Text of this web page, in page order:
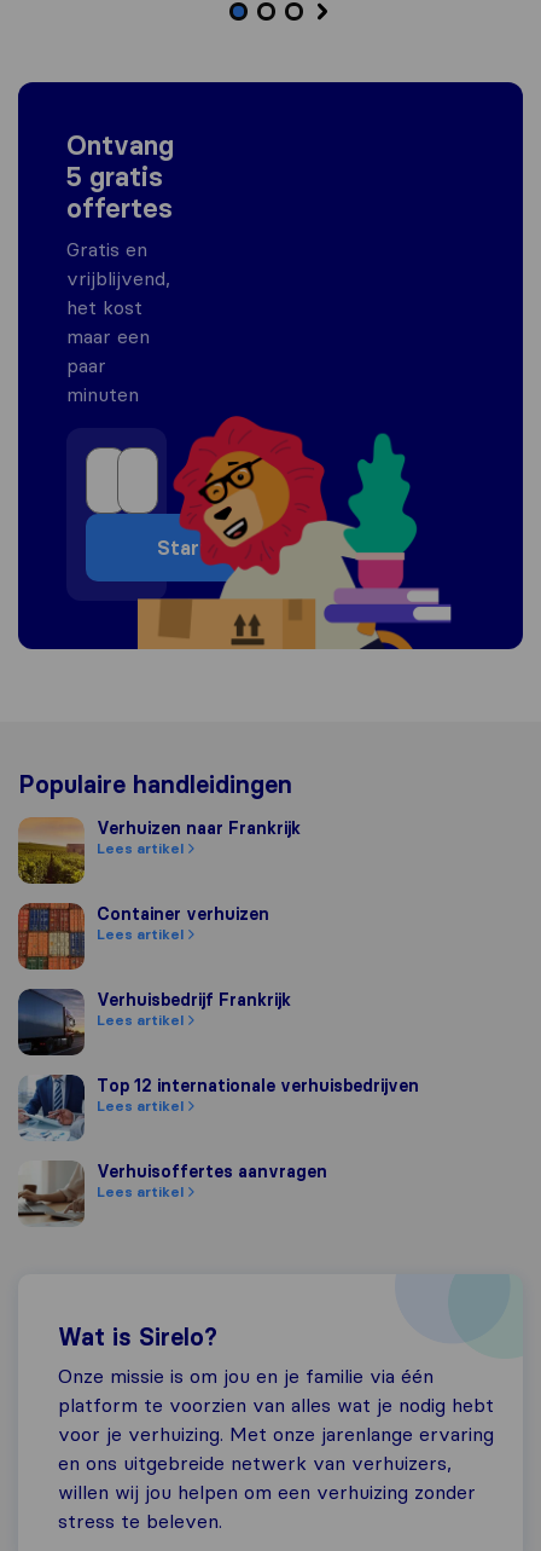
Populaire handleidingen
Verhuizen naar Frankrijk
Verhuizen naar Frankrijk
Lees artikel
Container verhuizen
Container verhuizen
Lees artikel
Verhuisbedrijf Frankrijk
Verhuisbedrijf Frankrijk
Lees artikel
Top 12 internationale verhuisbedrijven
Top 12 internationale verhuisbedrijven
Lees artikel
Verhuisoffertes aanvragen
Verhuisoffertes aanvragen
Lees artikel
Wat is Sirelo?
Onze missie is om jou en je familie via één
platform te voorzien van alles wat je nodig hebt
voor je verhuizing. Met onze jarenlange ervaring
en ons uitgebreide netwerk van verhuizers,
willen wij jou helpen om een verhuizing zonder
stress te beleven.
Ontvang
5 gratis
offertes
Gratis en
vrijblijvend,
het kost
maar een
paar
minuten
Start